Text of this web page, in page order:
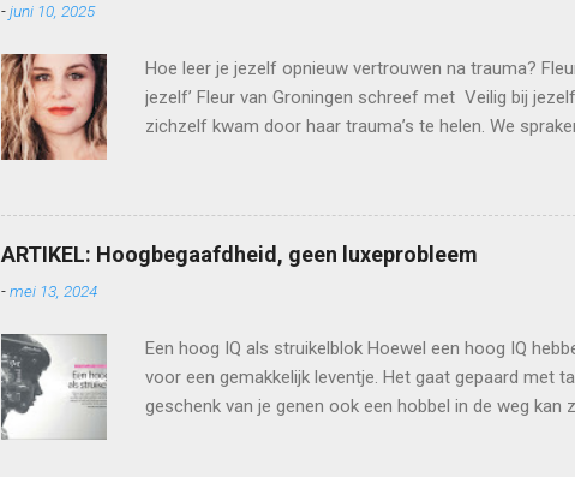
hele leven parten blijven spelen.” In Nederland wordt zo...
-juni 10, 2025
Hoe leer je jezelf opnieuw vertrouwen na trauma?
jezelf’ Fleur van Groningen schreef met Veilig bij
zichzelf kwam door haar trauma’s te helen. We
erop dat ik mezelf die veiligheid kan geven.’ Tekst:
als Leven zonder filter en Voelen zonder filter duikt
een onderwerp dat haar al jaren bezighoudt: jezelf
ze hoe onverwerkte ervaringen uit onze kindertijd –
ARTIKEL: Hoogbegaafdheid, geen luxeprobleem
-mei 13, 2024
Een hoog IQ als struikelblok Hoewel een hoog IQ
voor een gemakkelijk leventje. Het gaat gepaard met
geschenk van je genen ook een hobbel in de weg
afleggen. Want als je slim bent, gaat het leven